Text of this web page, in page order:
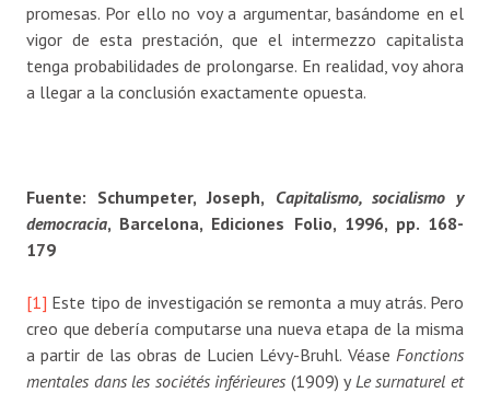
promesas. Por ello no voy a argumentar, basándome en el
vigor de esta prestación, que el intermezzo capitalista
tenga probabilidades de prolongarse. En realidad, voy ahora
a llegar a la conclusión exactamente opuesta.
Fuente: Schumpeter, Joseph, Capitalismo, socialismo y
democracia, Barcelona, Ediciones Folio, 1996, pp. 168-
179
[1] Este tipo de investigación se remonta a muy atrás. Pero
creo que debería computarse una nueva etapa de la misma
a partir de las obras de Lucien Lévy-Bruhl. Véase Fonctions
mentales dans les sociétés inférieures (1909) y Le surnaturel et